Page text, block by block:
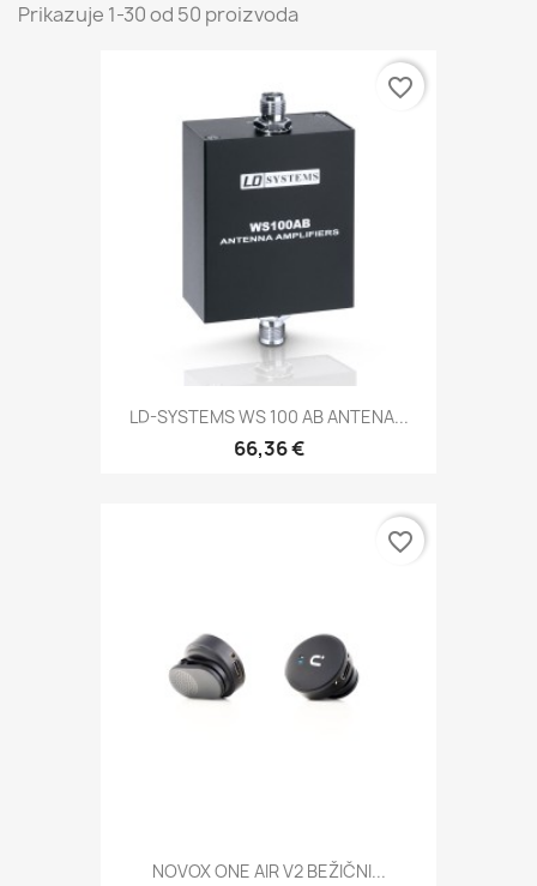
Prikazuje 1-30 od 50 proizvoda
LD-SYSTEMS WS 100 AB ANTENA...
66,36 €
favorite_border
NOVOX ONE AIR V2 BEŽIČNI...
favorite_border